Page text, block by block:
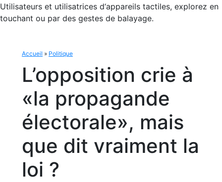
Utilisateurs et utilisatrices d‘appareils tactiles, explorez en
touchant ou par des gestes de balayage.
Accueil » Politique
L’opposition crie à
«la propagande
électorale», mais
que dit vraiment la
loi ?